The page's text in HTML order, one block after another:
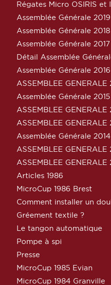
Régates Micro OSIRIS et
Assemblée Générale 2019
Assemblée Générale 2018
Assemblée Générale 2017
Détail Assemblée
Assemblée Générale 2016
ASSEMBLEE GENERALE
Assemblée Générale 2015
ASSEMBLEE GENERALE
ASSEMBLEE GENERALE
Assemblée Générale 2014
ASSEMBLEE GENERALE
ASSEMBLEE GENERALE
Articles 1986
MicroCup 1986 Brest
Comment installer un
Gréement textile ?
Le tangon automatique
Pompe à spi
Presse
MicroCup 1985 Evian
MicroCup 1984 Granville